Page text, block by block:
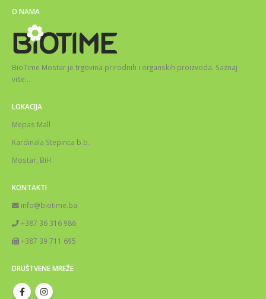
O NAMA
BioTime Mostar je trgovina prirodnih i organskih proizvoda. Saznaj
više…
LOKACIJA
Mepas Mall
Kardinala Stepinca b.b.
Mostar, BiH
KONTAKTI
info@biotime.ba
+387 36 316 986
+387 39 711 695
DRUŠTVENE MREŽE